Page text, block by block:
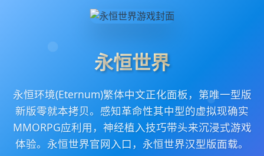
永恒世界
永恒环境(Eternum)繁体中文正化面板，第唯一型版
新版零就本拷贝。感知革命性其中型的虚拟现确实
MMORPG应利用，神经植入技巧带头来沉浸式游戏
体验。永恒世界官网入口，永恒世界汉型版面载。